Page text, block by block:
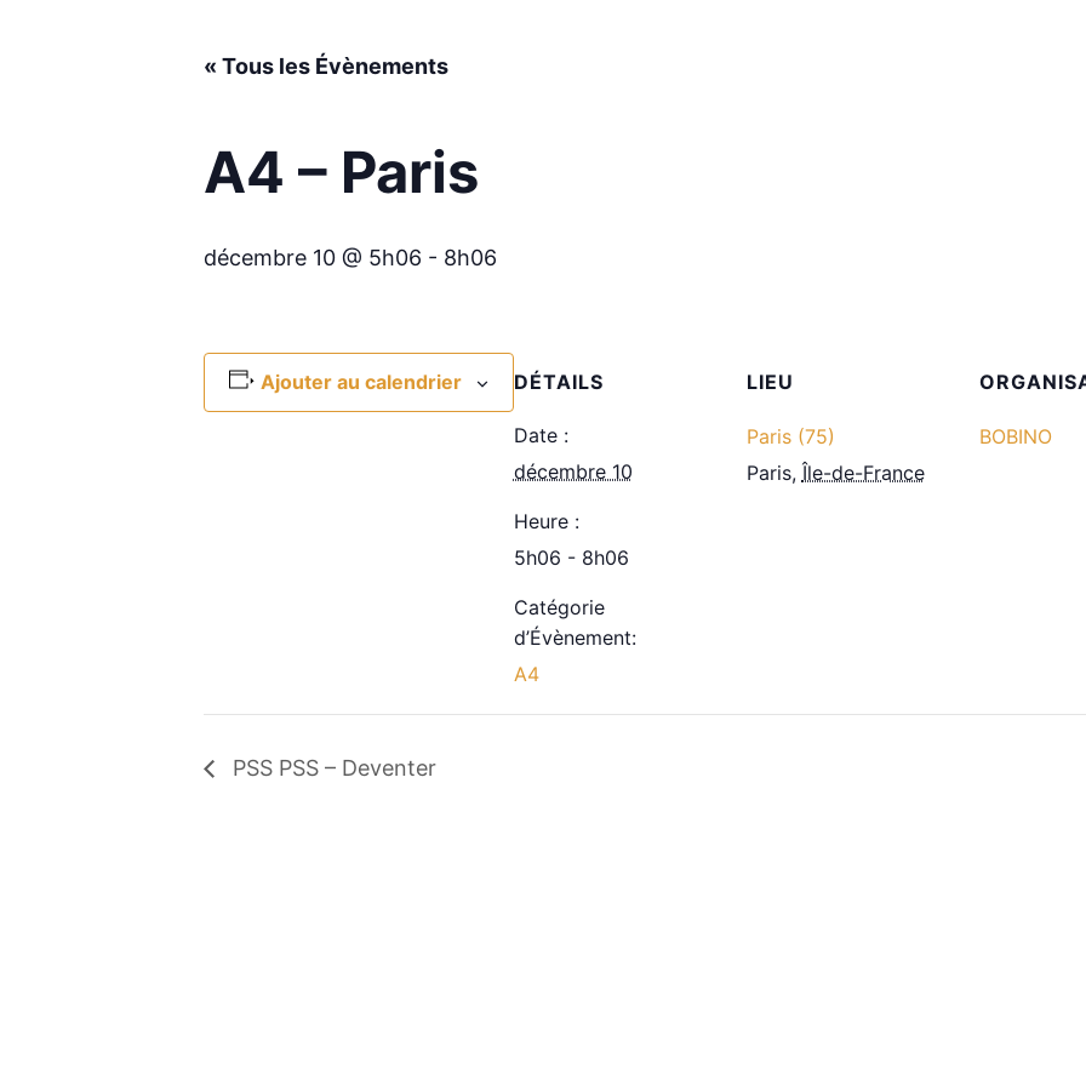
« Tous les Évènements
A4 – Paris
décembre 10 @ 5h06 - 8h06
Ajouter au calendrier DÉTAILS
Date :
décembre 10
Heure :
5h06 - 8h06
Catégorie
d’Évènement:
A4
LIEU
Paris (75)
Paris, Île-de-France
BOBINO
PSS PSS – Deventer